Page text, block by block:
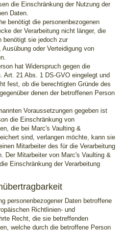
die Einschränkung der Nutzung der
Daten.
benötigt die personenbezogenen
der Verarbeitung nicht länger, die
benötigt sie jedoch zur
Ausübung oder Verteidigung von
hat Widerspruch gegen die
Art. 21 Abs. 1 DS-GVO eingelegt und
fest, ob die berechtigten Gründe des
denen der betroffenen Person
Voraussetzungen gegeben ist
die Einschränkung von
die bei Marc's Vaulting &
sind, verlangen möchte, kann sie
Mitarbeiter des für die Verarbeitung
Der Mitarbeiter von Marc's Vaulting &
Einschränkung der Verarbeitung
personenbezogener Daten betroffene
Richtlinien- und
Recht, die sie betreffenden
welche durch die betroffene Person